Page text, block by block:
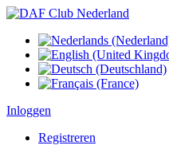
Inloggen
Registreren